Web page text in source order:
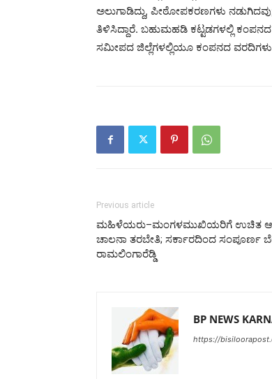
ಅಲುಗಾಡಿದ್ದು, ಪೀಠೋಪಕರಣಗಳು
ತಿಳಿಸಿದ್ದಾರೆ. ಬಹುಮಹಡಿ ಕಟ್ಟಡಗಳಲ್ಲಿ
ಸಮೀಪದ ಜಿಲ್ಲೆಗಳಲ್ಲಿಯೂ ಕಂಪನದ
Previous article
ಮಹಿಳೆಯರು–ಮಂಗಳಮುಖಿಯರಿಗೆ ಉಚಿತ
ಚಾಲನಾ ತರಬೇತಿ; ಸರ್ಕಾರದಿಂದ ಸಂಪೂರ್ಣ
ರಾಮಲಿಂಗಾರೆಡ್ಡಿ
BP NEWS
https://